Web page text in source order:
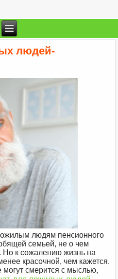
людей-
людям пенсионного
семьей, не о чем
Но к сожалению жизнь на
красочной, чем кажется.
смерится с мыслью,